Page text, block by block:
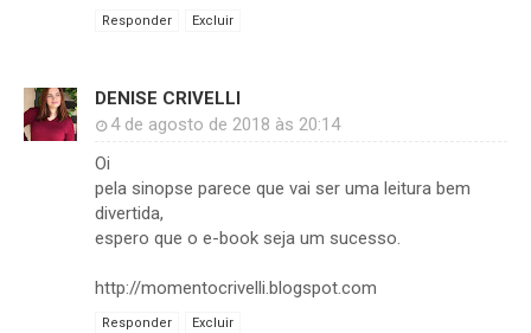
Responder Excluir
DENISE CRIVELLI
4 de agosto de 2018 às 20:14
Oi
pela sinopse parece que vai ser uma leitura bem
divertida,
espero que o e-book seja um sucesso.
http://momentocrivelli.blogspot.com
Responder Excluir